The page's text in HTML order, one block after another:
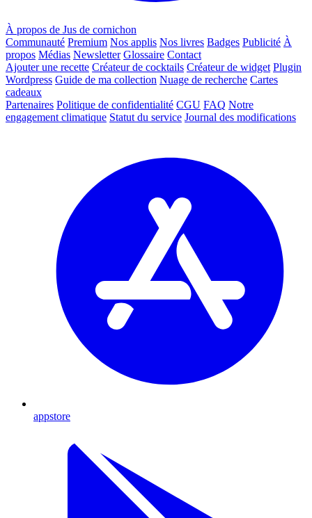
À propos de Jus de cornichon
Communauté Premium Nos applis Nos livres Badges Publicité À
propos Médias Newsletter Glossaire Contact
Ajouter une recette Créateur de cocktails Créateur de widget Plugin
Wordpress Guide de ma collection Nuage de recherche Cartes
cadeaux
Partenaires Politique de confidentialité CGU FAQ Notre
engagement climatique Statut du service Journal des modifications
appstore